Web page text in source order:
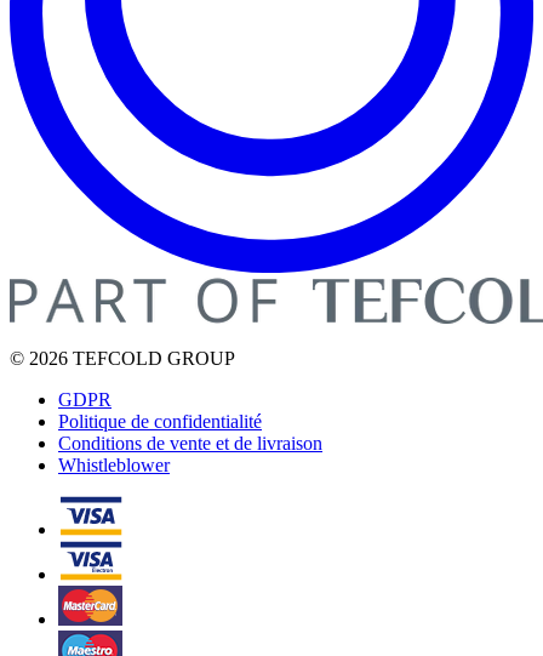
© 2026 TEFCOLD GROUP
GDPR
Politique de confidentialité
Conditions de vente et de livraison
Whistleblower